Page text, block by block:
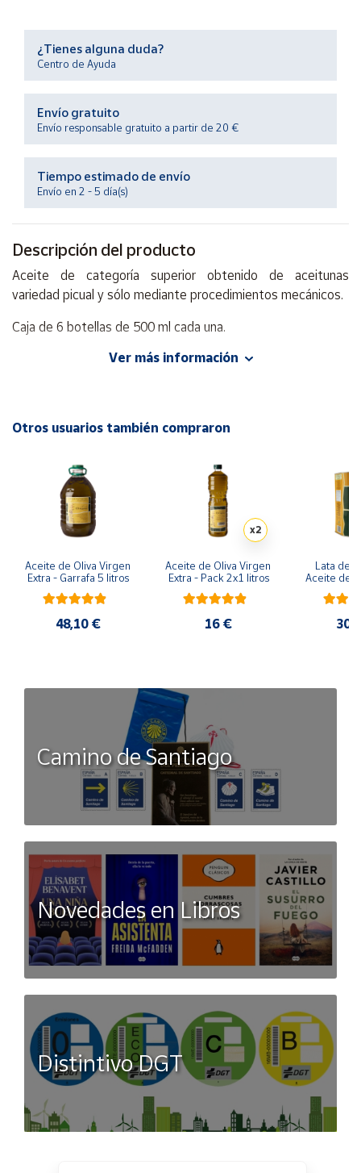
Ayuda
Centro
de ayuda
Contacto
Vendedores
Mapa de
vendedores
Hazte
Área
Ubicación
Baleares
Canarias,
¿Tienes alguna duda?
Centro de Ayuda
Envío gratuito
Envío responsable gratuito a partir de 20 €
Tiempo estimado de envío
Envío en 2 - 5 día(s)
Descripción del producto
Aceite de categoría superior obtenido de aceitunas
variedad picual y sólo mediante procedimientos mecánicos.
Caja de 6 botellas de 500 ml cada una.
Ver más información
Otros usuarios también compraron
Aceite de Oliva Virgen
Extra - Garrafa 5 litros
48,10 €
x2
Aceite de Oliva Virgen
Extra - Pack 2x1 litros
16 €
Lata de
Aceite de
Camino de Santiago
Novedades en Libros
Distintivo DGT